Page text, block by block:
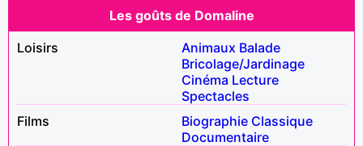
Les goûts de Domaline
Loisirs
Animaux Balade
Bricolage/Jardinage
Cinéma Lecture
Spectacles
Films
Biographie Classique
Documentaire